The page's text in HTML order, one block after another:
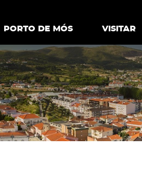
PORTO DE MÓS
PORTO DE MÓS VISITAR